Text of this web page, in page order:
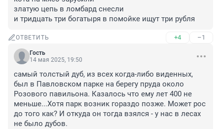
златую цепь в ломбард снесли
и тридцать три богатыря в помойке ищут три рубля
ОТВЕТИТЬ +4 –1
Гость
14 мая 2025, 19:50
самый толстый дуб, из всех когда-либо виденных,
был в Павловском парке на берегу пруда около
Розового павильона. Казалось что ему лет 400 не
меньше...Хотя парк возник гораздо позже. Может рос
до того как? И откуда он тогда взялся - у нас в лесах
не было дубов.